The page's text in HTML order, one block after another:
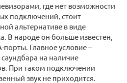
где нет возможности
подключений, стоит
альтернативе в виде
В народе он больше известен,
порты. Главное условие –
на наличие
При таком подключении
звук не приходится.